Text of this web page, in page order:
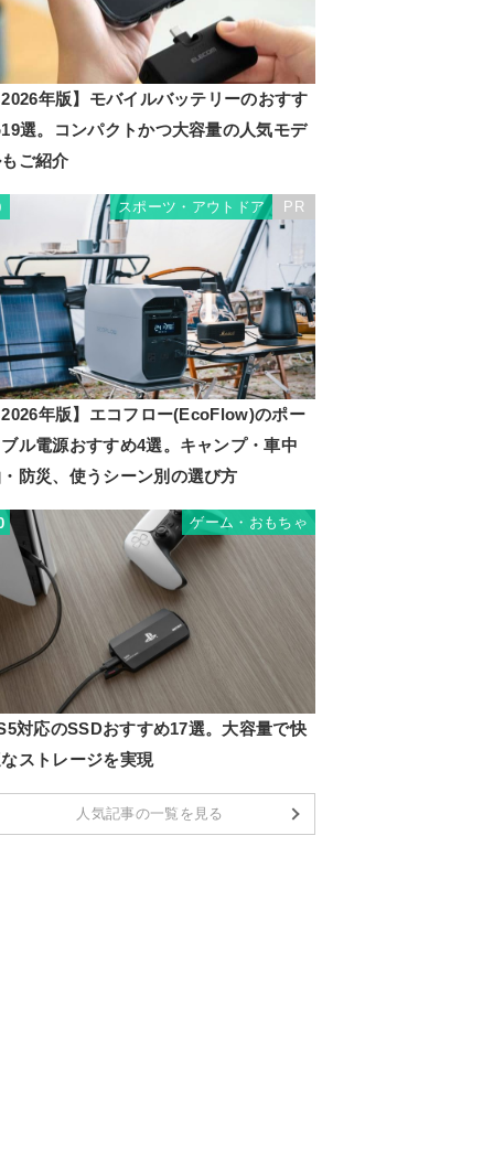
年版】モバイルバッテリーのおすす
選。コンパクトかつ大容量の人気モデ
ご紹介
スポーツ・アウトドア PR
年版】エコフロー(EcoFlow)のポー
ル電源おすすめ4選。キャンプ・車中
防災、使うシーン別の選び方
ゲーム・おもちゃ
対応のSSDおすすめ17選。大容量で快
ストレージを実現
人気記事の一覧を見る